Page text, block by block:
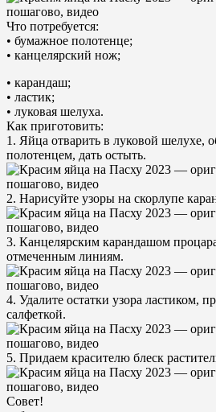
Что потребуется:
• бумажное полотенце;
• канцелярский нож;
• карандаш;
• ластик;
• луковая шелуха.
Как приготовить:
1. Яйца отварить в луковой шелухе,
полотенцем, дать остыть.
2. Нарисуйте узоры на скорлупе
3. Канцелярским карандашом
отмеченным линиям.
4. Удалите остатки узора ластиком,
салфеткой.
5. Придаем красителю блеск
Совет!